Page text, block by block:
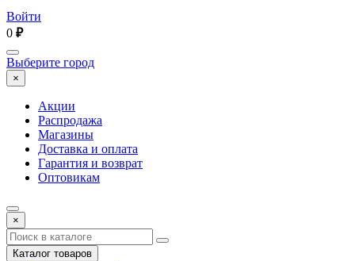
Войти
0 ₽
Выберите город
×
Акции
Распродажа
Магазины
Доставка и оплата
Гарантия и возврат
Оптовикам
×
Каталог товаров